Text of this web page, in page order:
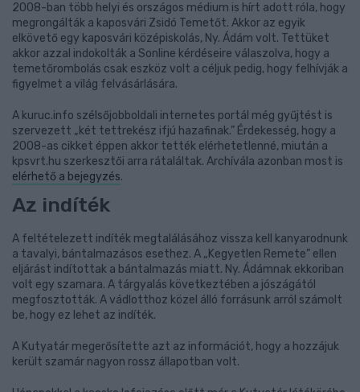
2008-ban több helyi és országos médium is hírt adott róla, hogy
megrongálták a kaposvári Zsidó Temetőt. Akkor az egyik
elkövető egy kaposvári középiskolás, Ny. Ádám volt. Tettüket
akkor azzal indokolták a Sonline kérdéseire válaszolva, hogy a
temetőrombolás csak eszköz volt a céljuk pedig, hogy felhívják a
figyelmet a világ felvásárlására.
A kuruc.info szélsőjobboldali internetes portál még gyűjtést is
szervezett „két tettrekész ifjú hazafinak.” Érdekesség, hogy a
2008-as cikket éppen akkor tették elérhetetlenné, miután a
kpsvrt.hu szerkesztői arra rátaláltak. Archívála azonban most is
elérhető a bejegyzés.
Az indíték
A feltételezett indíték megtalálásához vissza kell kanyarodnunk
a tavalyi, bántalmazásos esethez. A „Kegyetlen Remete” ellen
eljárást indítottak a bántalmazás miatt. Ny. Ádámnak ekkoriban
volt egy szamara. A tárgyalás következtében a jószágától
megfosztották. A vádlotthoz közel álló forrásunk arról számolt
be, hogy ez lehet az indíték.
A Kutyatár megerősítette azt az információt, hogy a hozzájuk
került szamár nagyon rossz állapotban volt.